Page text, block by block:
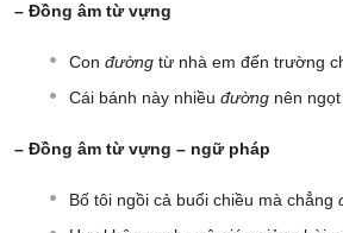
– Đồng âm từ vựng
Con đường từ nhà em đến trường
Cái bánh này nhiều đường nên
– Đồng âm từ vựng – ngữ pháp
Bố tôi ngồi cả buổi chiều mà chẳng